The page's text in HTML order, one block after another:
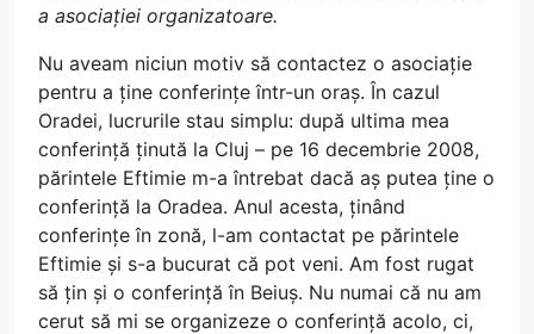
a asociației organizatoare.
Nu aveam niciun motiv să contactez o asociație
pentru a ține conferințe într-un oraș. În cazul
Oradei, lucrurile stau simplu: după ultima mea
conferință ținută la Cluj – pe 16 decembrie 2008,
părintele Eftimie m-a întrebat dacă aș putea ține o
conferință la Oradea. Anul acesta, ținând
conferințe în zonă, l-am contactat pe părintele
Eftimie și s-a bucurat că pot veni. Am fost rugat
să țin și o conferință în Beiuș. Nu numai că nu am
cerut să mi se organizeze o conferință acolo, ci,